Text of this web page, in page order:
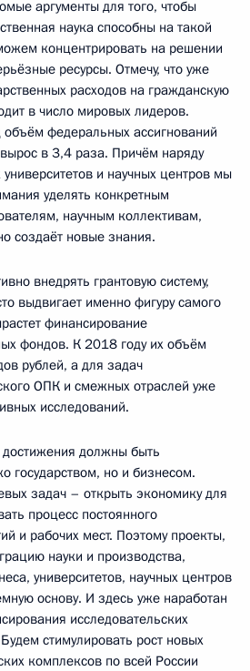
аргументы для того, чтобы
наука способны на такой
концентрировать на решении
ресурсы. Отмечу, что уже
расходов на гражданскую
в число мировых лидеров.
федеральных ассигнований
в 3,4 раза. Причём наряду
и научных центров мы
уделять конкретным
научным коллективам,
создаёт новые знания.
внедрять грантовую систему,
выдвигает именно фигуру самого
финансирование
фондов. К 2018 году их объём
рублей, а для задач
ОПК и смежных отраслей уже
исследований.
должны быть
государством, но и бизнесом.
задач – открыть экономику для
процесс постоянного
и рабочих мест. Поэтому проекты,
науки и производства,
университетов, научных центров
основу. И здесь уже наработан
исследовательских
стимулировать рост новых
комплексов по всей России